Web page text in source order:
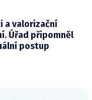
a valorizační
Úřad připomněl
postup